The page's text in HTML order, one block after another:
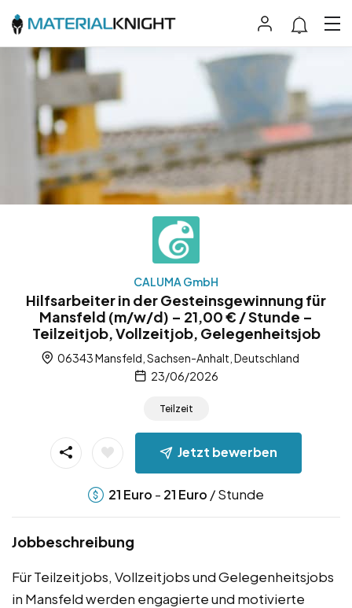
CALUMA GmbH
Hilfsarbeiter in der Gesteinsgewinnung für
Mansfeld (m/w/d) – 21,00 € / Stunde –
Teilzeitjob, Vollzeitjob, Gelegenheitsjob
06343 Mansfeld, Sachsen-Anhalt, Deutschland
23/06/2026
Teilzeit
Jetzt bewerben
21 Euro - 21 Euro / Stunde
Jobbeschreibung
Für Teilzeitjobs, Vollzeitjobs und Gelegenheitsjobs
in Mansfeld werden engagierte und motivierte